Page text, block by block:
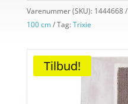
Varenummer (SKU): 1444668
100 cm
Tag:Trixie
Tilbud!